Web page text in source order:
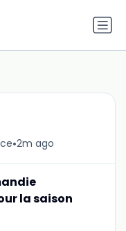
•2m ago
la saison